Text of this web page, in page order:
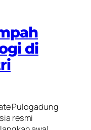
di
Pulogadung
resmi